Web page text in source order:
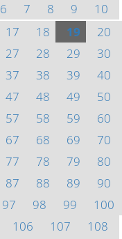
6 7 8 9
10
17 18 19
20
27 28 29
30
37 38 39
40
47 48 49
50
57 58 59
60
67 68 69
70
77 78 79
80
87 88 89
90
97 98 99
100
106 107
108